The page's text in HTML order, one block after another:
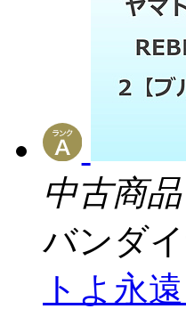
中古商品
バンダ
トよ永